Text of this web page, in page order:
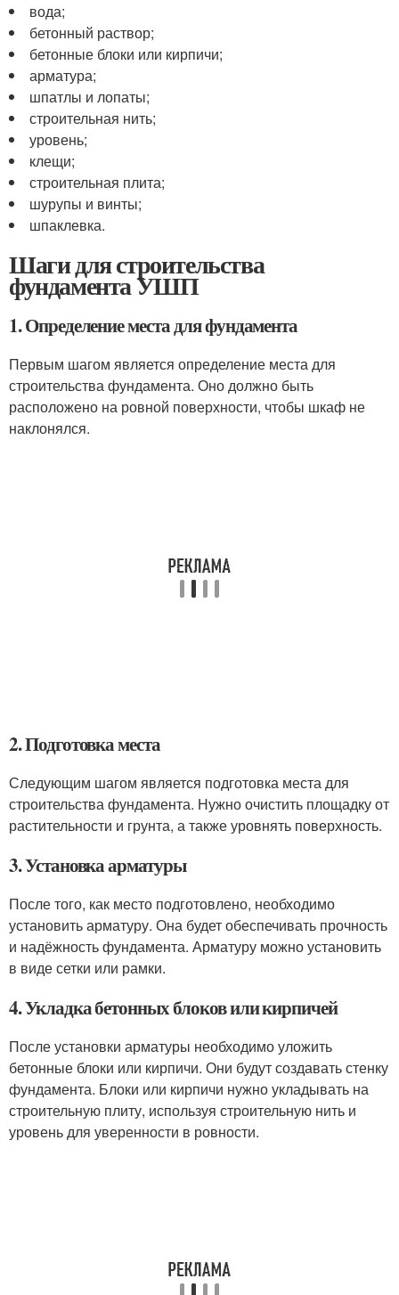
вода;
бетонный раствор;
бетонные блоки или кирпичи;
арматура;
шпатлы и лопаты;
строительная нить;
уровень;
клещи;
строительная плита;
шурупы и винты;
шпаклевка.
Шаги для строительства
фундамента УШП
1. Определение места для фундамента
Первым шагом является определение места для
строительства фундамента. Оно должно быть
расположено на ровной поверхности, чтобы шкаф не
наклонялся.
2. Подготовка места
Следующим шагом является подготовка места для
строительства фундамента. Нужно очистить площадку от
растительности и грунта, а также уровнять поверхность.
3. Установка арматуры
После того, как место подготовлено, необходимо
установить арматуру. Она будет обеспечивать прочность
и надёжность фундамента. Арматуру можно установить
в виде сетки или рамки.
4. Укладка бетонных блоков или кирпичей
После установки арматуры необходимо уложить
бетонные блоки или кирпичи. Они будут создавать стенку
фундамента. Блоки или кирпичи нужно укладывать на
строительную плиту, используя строительную нить и
уровень для уверенности в ровности.